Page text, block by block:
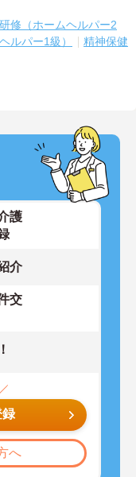
修（ホームヘルパー2
ルパー1級）
精神保健
護
介
交
録
へ